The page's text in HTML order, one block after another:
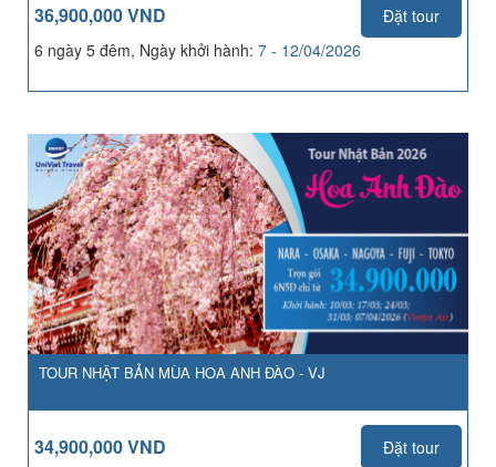
36,900,000 VND
Đặt tour
6 ngày 5 đêm, Ngày khởi hành: 7 - 12/04/2026
TOUR NHẬT BẢN MÙA HOA ANH ĐÀO - VJ
34,900,000 VND
Đặt tour